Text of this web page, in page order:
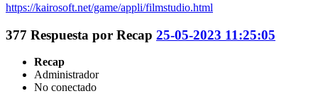
https://kairosoft.net/game/appli/filmstudio.html
377 Respuesta por Recap 25-05-2023 11:25:05
Recap
Administrador
No conectado